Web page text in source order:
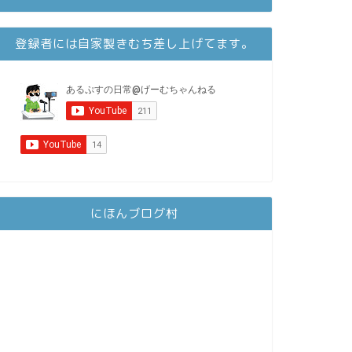
登録者には自家製きむち差し上げてます。
にほんブログ村